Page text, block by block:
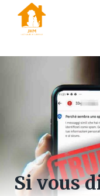
content
Si vous